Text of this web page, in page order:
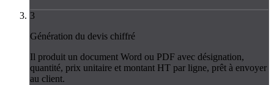
3
Génération du devis chiffré
Il produit un document Word ou PDF avec désignation,
quantité, prix unitaire et montant HT par ligne, prêt à envoyer
au client.